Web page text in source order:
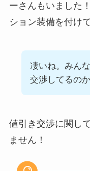
ーさんもいました
ション装備を付け
凄いね。みん
交渉してるの
値引き交渉に関し
ません！